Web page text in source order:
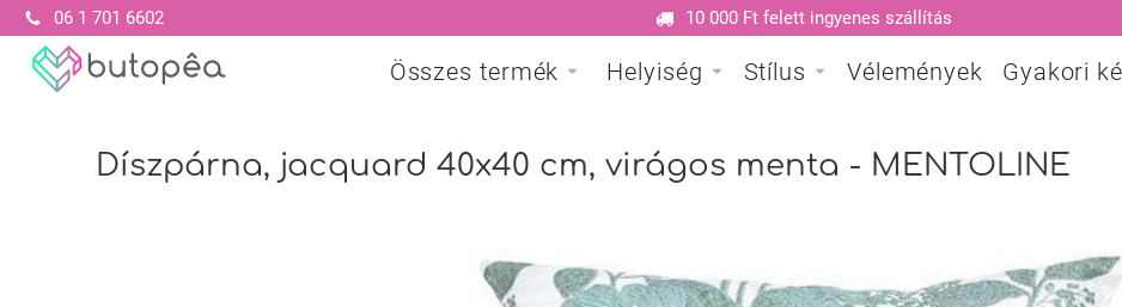
06 1 701 6602 10 000 Ft felett ingyenes szállítás
Összes termék Helyiség Stílus Vélemények Gyakori
Díszpárna, jacquard 40x40 cm, virágos menta - MENTOLINE